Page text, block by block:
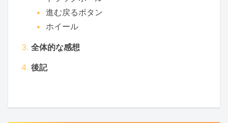
進む戻るボタン
ホイール
全体的な感想
後記